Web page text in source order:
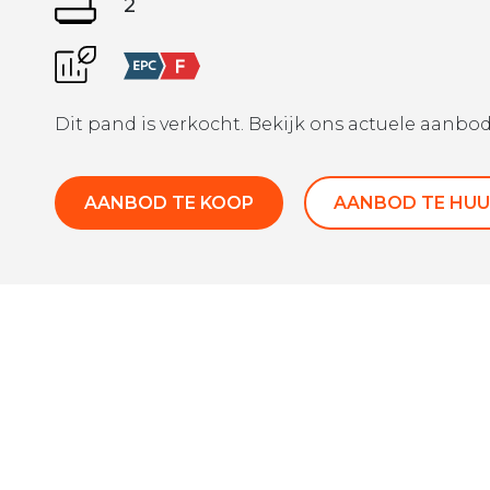
2
Dit pand is verkocht. Bekijk ons actuele
AANBOD TE KOOP AANBOD TE